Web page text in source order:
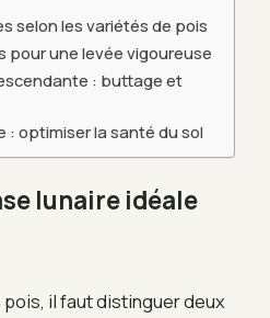
selon les variétés de pois
pour une levée vigoureuse
: buttage et
: optimiser la santé du sol
lunaire idéale
il faut distinguer deux